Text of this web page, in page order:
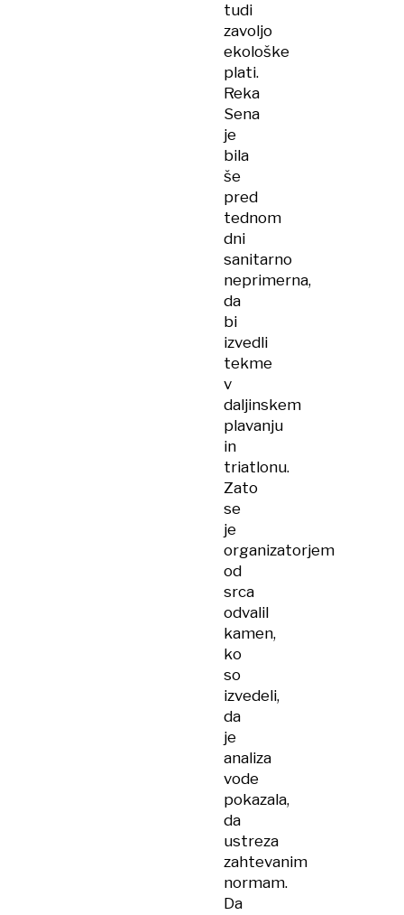
tudi
zavoljo
ekološke
plati.
Reka
Sena
je
bila
še
pred
tednom
dni
sanitarno
neprimerna,
da
bi
izvedli
tekme
v
daljinskem
plavanju
in
triatlonu.
Zato
se
je
organizatorjem
od
srca
odvalil
kamen,
ko
so
izvedeli,
da
je
analiza
vode
pokazala,
da
ustreza
zahtevanim
normam.
Da